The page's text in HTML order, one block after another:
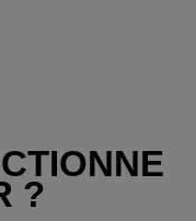
?